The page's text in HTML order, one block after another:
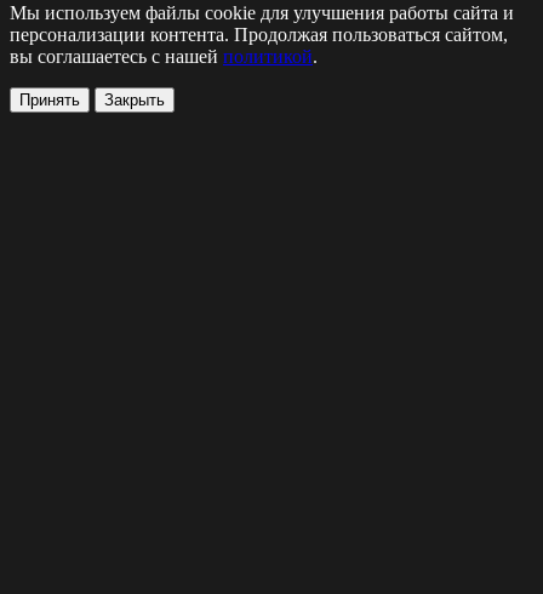
Мы используем файлы cookie для улучшения работы сайта и
персонализации контента. Продолжая пользоваться сайтом,
вы соглашаетесь с нашей политикой.
Принять Закрыть